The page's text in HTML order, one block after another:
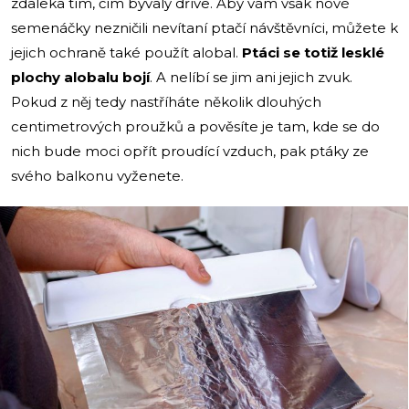
semenáčky nezničili nevítaní ptačí návštěvníci, můžete k
jejich ochraně také použít alobal. Ptáci se totiž lesklé
plochy alobalu bojí. A nelíbí se jim ani jejich zvuk.
Pokud z něj tedy nastříháte několik dlouhých
centimetrových proužků a pověsíte je tam, kde se do
nich bude moci opřít proudící vzduch, pak ptáky ze
svého balkonu vyženete.